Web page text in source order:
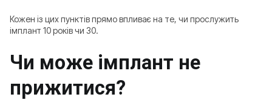
Кожен із цих пунктів прямо впливає на те, чи прослужить
імплант 10 років чи 30.
Чи може імплант не
прижитися?